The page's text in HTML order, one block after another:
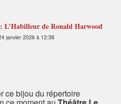
L’Habilleur de Ronald Harwood
janvier 2026 à 12:38
ce bijou du répertoire